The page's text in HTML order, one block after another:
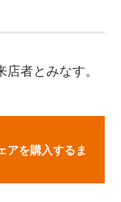
者とみなす。
アを購入するま